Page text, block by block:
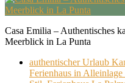
Casa Emilia – Authentisches
Meerblick in La Punta
authentischer Urlaub
Ferienhaus in Alleinlage